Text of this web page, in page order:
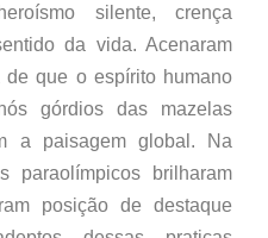
silente, crença
da vida. Acenaram
que o espírito humano
górdios das mazelas
a paisagem global. Na
paraolímpicos brilharam
posição de destaque